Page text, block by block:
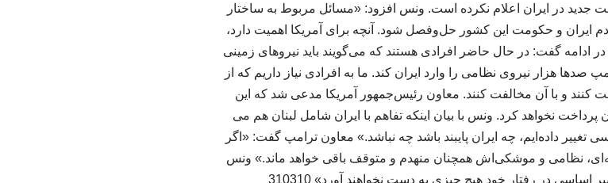
جدید در ایران اعلام نکرده است. ونس افزود: «مسائل مربوط به ساختار
ایران و حکومت این کشور حل‌وفصل شود. آنچه برای آمریکا اهمیت دارد،
گفت: در حال حاضر افرادی هستند که می‌گویند باید نیروهای زمینی
صدها هزار نیروی نظامی را وارد ایران کند. ما به افرادی نیاز داریم که از
کنند و با آن مخالفت کنند. معاون رئیس‌جمهور آمریکا مدعی شد که این
نخواهد کرد. ونس با بیان اینکه تفاهم با ایران شامل لبنان هم می
داده‌ایم، چه ایران پایبند باشد چه نباشد.» معاون ترامپ گفت: «اگر
نظامی و موشکی‌اش همچنان منهدم و متوقف باقی خواهد ماند.» ونس
در رفتار خود هیچ چیزی به دست نخواهند آورد» 310310